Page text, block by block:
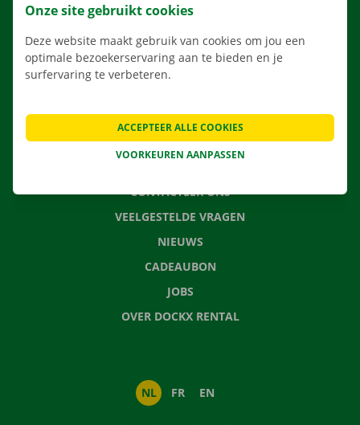
ONS AANBOD
ONZE DIENSTEN
LOCATIES
VERHUISOPLOSSINGEN
CONTACTEER ONS
VEELGESTELDE VRAGEN
NIEUWS
CADEAUBON
JOBS
OVER DOCKX RENTAL
NL FR EN
Onze site gebruikt cookies
Deze website maakt gebruik van cookies om jou een
optimale bezoekerservaring aan te bieden en je
surfervaring te verbeteren.
VOORKEUREN AANPASSEN
ACCEPTEER ALLE COOKIES